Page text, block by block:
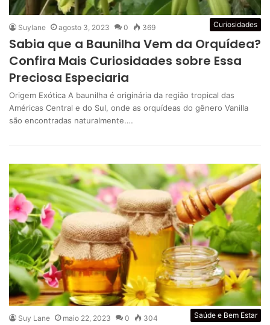
Curiosidades
Suylane agosto 3, 2023 0 369
Sabia que a Baunilha Vem da Orquídea?
Confira Mais Curiosidades sobre Essa
Preciosa Especiaria
Origem Exótica A baunilha é originária da região tropical das
Américas Central e do Sul, onde as orquídeas do gênero Vanilla
são encontradas naturalmente.…
Saúde e Bem Estar
Suy Lane maio 22, 2023 0 304